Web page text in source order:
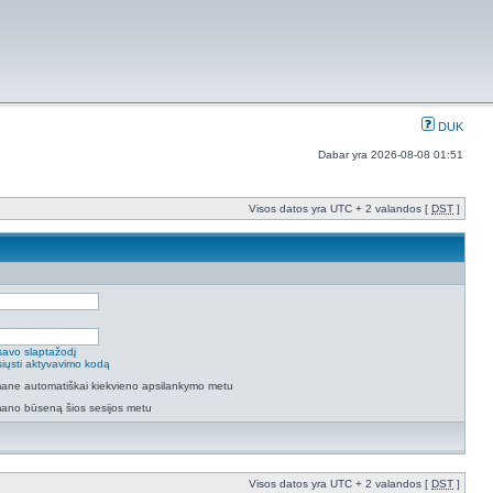
DUK
Dabar yra 2026-08-08 01:51
Visos datos yra UTC + 2 valandos [ DST ]
slaptažodį
aktyvavimo kodą
automatiškai kiekvieno apsilankymo metu
būseną šios sesijos metu
Visos datos yra UTC + 2 valandos [ DST ]